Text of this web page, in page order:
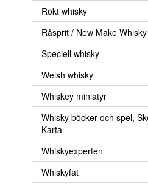
Rökt whisky
Råsprit / New Make Whisky
Speciell whisky
Welsh whisky
Whiskey miniatyr
Whisky böcker och spel,
Karta
Whiskyexperten
Whiskyfat